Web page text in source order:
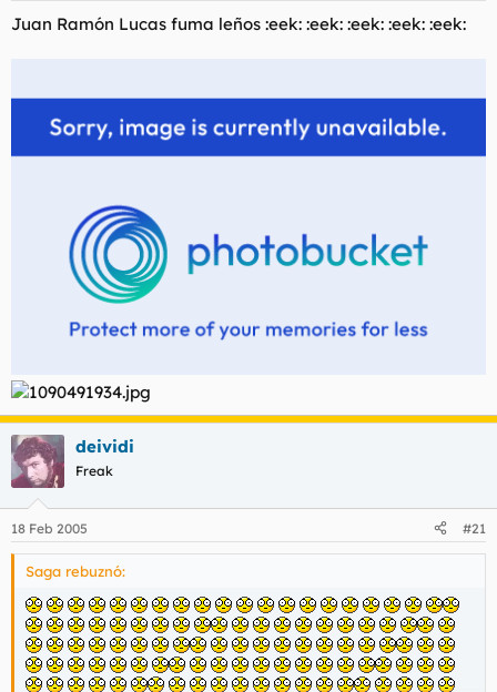
Juan Ramón Lucas fuma leños :eek: :eek: :eek: :eek: :eek:
deividi
Freak
18 Feb 2005 #21
Saga rebuznó: